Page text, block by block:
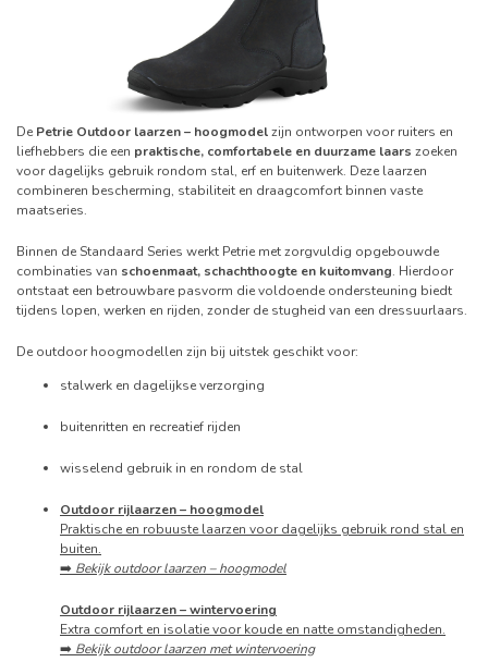
De Petrie Outdoor laarzen – hoogmodelzijn ontworpen voor ruiters en
liefhebbers die een praktische, comfortabele en duurzame laars zoeken
voor dagelijks gebruik rondom stal, erf en buitenwerk. Deze laarzen
combineren bescherming, stabiliteit en draagcomfort binnen vaste
maatseries.
Binnen de Standaard Series werkt Petrie met zorgvuldig opgebouwde
combinaties van schoenmaat, schachthoogte en kuitomvang. Hierdoor
ontstaat een betrouwbare pasvorm die voldoende ondersteuning biedt
tijdens lopen, werken en rijden, zonder de stugheid van een dressuurlaars.
De outdoor hoogmodellen zijn bij uitstek geschikt voor:
stalwerk en dagelijkse verzorging
buitenritten en recreatief rijden
wisselend gebruik in en rondom de stal
Outdoor rijlaarzen – hoogmodel
Praktische en robuuste laarzen voor dagelijks gebruik rond stal en
buiten.
➡️ Bekijk outdoor laarzen – hoogmodel
Outdoor rijlaarzen – wintervoering
Extra comfort en isolatie voor koude en natte omstandigheden.
➡️ Bekijk outdoor laarzen met wintervoering